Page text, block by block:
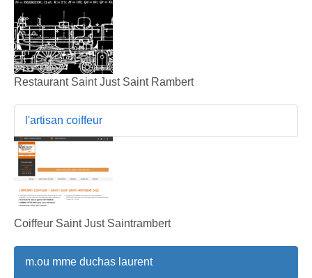
Restaurant Saint Just Saint Rambert
l'artisan coiffeur
Coiffeur Saint Just Saintrambert
m.ou mme duchas laurent